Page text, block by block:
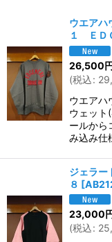
ウエア
１ ＥＤ
26,500
(税込:
ウエアハ
ウェット
ールから
み込み仕
ジェラ
８ [
23,000
(税込: